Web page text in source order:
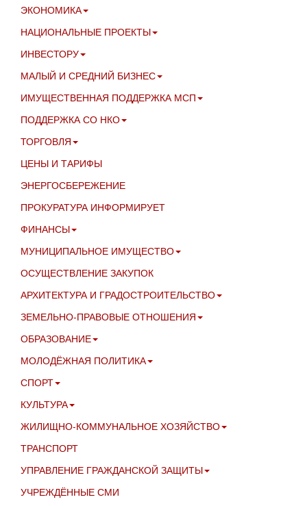
ЭКОНОМИКА
НАЦИОНАЛЬНЫЕ ПРОЕКТЫ
ИНВЕСТОРУ
МАЛЫЙ И СРЕДНИЙ БИЗНЕС
ИМУЩЕСТВЕННАЯ ПОДДЕРЖКА МСП
ПОДДЕРЖКА СО НКО
ТОРГОВЛЯ
ЦЕНЫ И ТАРИФЫ
ЭНЕРГОСБЕРЕЖЕНИЕ
ПРОКУРАТУРА ИНФОРМИРУЕТ
ФИНАНСЫ
МУНИЦИПАЛЬНОЕ ИМУЩЕСТВО
ОСУЩЕСТВЛЕНИЕ ЗАКУПОК
АРХИТЕКТУРА И ГРАДОСТРОИТЕЛЬСТВО
ЗЕМЕЛЬНО-ПРАВОВЫЕ ОТНОШЕНИЯ
ОБРАЗОВАНИЕ
МОЛОДЁЖНАЯ ПОЛИТИКА
СПОРТ
КУЛЬТУРА
ЖИЛИЩНО-КОММУНАЛЬНОЕ ХОЗЯЙСТВО
ТРАНСПОРТ
УПРАВЛЕНИЕ ГРАЖДАНСКОЙ ЗАЩИТЫ
УЧРЕЖДЁННЫЕ СМИ